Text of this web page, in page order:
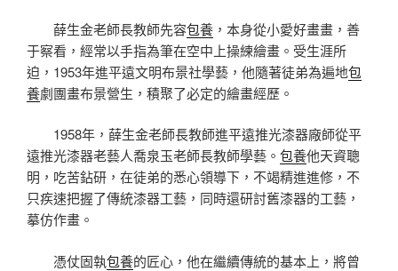
薛生金老師長教師先容包養 ，本身從小愛好畫畫，善
于察看，經常以手指為筆在空中上操練繪畫。受生涯所
迫，1953年進平遠文明布景社學藝，他隨著徒弟為遍地包
養劇團畫布景營生，積聚了必定的繪畫經歷。
1958年，薛生金老師長教師進平遠推光漆器廠師從平
遠推光漆器老藝人喬泉玉老師長教師學藝。 包養他天資聰
明，吃苦鉆研，在徒弟的悉心領導下，不竭精進進修，不
只疾速把握了傳統漆器工藝，同時還研討舊漆器的工藝，
摹仿作畫。
憑仗固執包養的匠心，他在繼續傳統的基本上，將曾